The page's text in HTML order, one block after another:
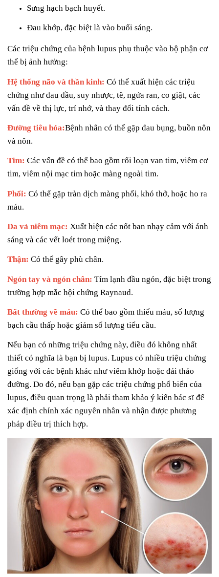
Sưng hạch bạch huyết.
Đau khớp, đặc biệt là vào buổi sáng.
Các triệu chứng của bệnh lupus phụ thuộc vào bộ phận cơ
thể bị ảnh hưởng:
Hệ thống não và thần kinh: Có thể xuất hiện các triệu
chứng như đau đầu, suy nhược, tê, ngứa ran, co giật, các
vấn đề về thị lực, trí nhớ, và thay đổi tính cách.
Đường tiêu hóa:Bệnh nhân có thể gặp đau bụng, buồn nôn
và nôn.
Tim: Các vấn đề có thể bao gồm rối loạn van tim, viêm cơ
tim, viêm nội mạc tim hoặc màng ngoài tim.
Phổi: Có thể gặp tràn dịch màng phổi, khó thở, hoặc ho ra
máu.
Da và niêm mạc: Xuất hiện các nốt ban nhạy cảm với ánh
sáng và các vết loét trong miệng.
Thận: Có thể gây phù chân.
Ngón tay và ngón chân: Tím lạnh đầu ngón, đặc biệt trong
trường hợp mắc hội chứng Raynaud.
Bất thường về máu: Có thể bao gồm thiếu máu, số lượng
bạch cầu thấp hoặc giảm số lượng tiểu cầu.
Nếu bạn có những triệu chứng này, điều đó không nhất
thiết có nghĩa là bạn bị lupus. Lupus có nhiều triệu chứng
giống với các bệnh khác như viêm khớp hoặc đái tháo
đường. Do đó, nếu bạn gặp các triệu chứng phổ biến của
lupus, điều quan trọng là phải tham khảo ý kiến bác sĩ để
xác định chính xác nguyên nhân và nhận được phương
pháp điều trị thích hợp.